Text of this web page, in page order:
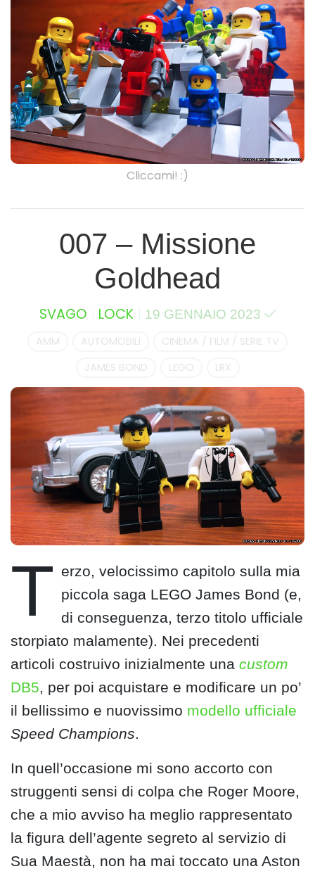
Cliccami! :)
007 – Missione
Goldhead
SVAGO LOCK 19 GENNAIO 2023
AMM AUTOMOBILI
CINEMA / FILM / SERIE TV
JAMES BOND
LEGO LRX
T erzo, velocissimo capitolo sulla mia
piccola saga LEGO James Bond (e,
di conseguenza, terzo titolo ufficiale
storpiato malamente). Nei precedenti
articoli costruivo inizialmente una custom
DB5, per poi acquistare e modificare un po’
il bellissimo e nuovissimo modello ufficiale
Speed Champions.
In quell’occasione mi sono accorto con
struggenti sensi di colpa che Roger Moore,
che a mio avviso ha meglio rappresentato
la figura dell’agente segreto al servizio di
Sua Maestà, non ha mai toccato una Aston